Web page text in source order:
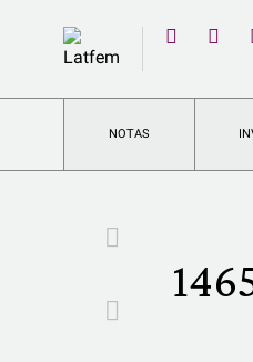
NOTAS